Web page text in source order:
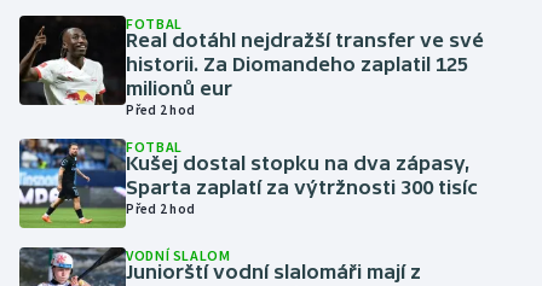
Krasobruslení
Lezení
Lyže a snowboard
Moderní pětiboj
Motorsport
FOTBAL
Real dotáhl nejdražší transfer ve své
historii. Za Diomandeho zaplatil 125
milionů eur
Před 2 hod
FOTBAL
Kušej dostal stopku na dva zápasy,
Sparta zaplatí za výtržnosti 300 tisíc
Před 2 hod
VODNÍ SLALOM
Juniorští vodní slalomáři mají z